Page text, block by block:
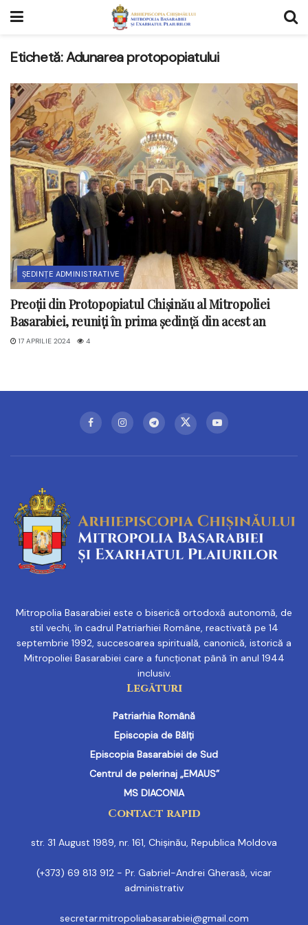
Etichetă:Adunarea protopopiatului
ȘEDINȚE ADMINISTRATIVE
Preoții din Protopopiatul Chișinău al Mitropoliei
Basarabiei, reuniți în prima ședință din acest an
17 APRILIE 2024 4
Mitropolia Basarabiei este o biserică ortodoxă autonomă, de
stil vechi, în cadrul Patriarhiei Române, reactivată pe 14
septembrie 1992, succesoarea spirituală, canonică, istorică a
Mitropoliei Basarabiei care a funcționat până în anul 1944
inclusiv.
Legături
Patriarhia Română
Episcopia de Bălți
Episcopia Basarabiei de Sud
Centrul de pelerinaj „EMAUS”
MS DIACONIA
Contact rapid
str. 31 August 1989, nr. 161, Chișinău, Republica Moldova
(+373) 69 813 912 - Pr. Gabriel-Andrei Gherasă, vicar
administrativ
secretar.mitropoliabasarabiei@gmail.com